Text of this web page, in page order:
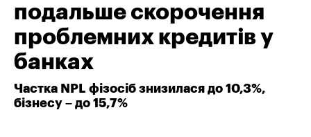
подальше скорочення
проблемних кредитів у
банках
Частка NPL фізосіб знизилася до 10,3%,
бізнесу – до 15,7%